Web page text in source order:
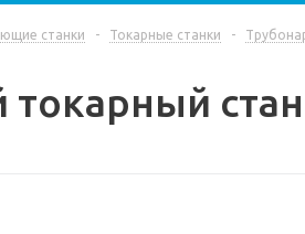
станки - Токарные станки -